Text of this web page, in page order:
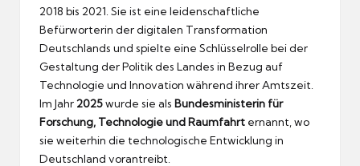
2018 bis 2021. Sie ist eine leidenschaftliche
Befürworterin der digitalen Transformation
Deutschlands und spielte eine Schlüsselrolle bei der
Gestaltung der Politik des Landes in Bezug auf
Technologie und Innovation während ihrer Amtszeit.
Im Jahr2025wurde sie als Bundesministerin für
Forschung, Technologie und Raumfahrt ernannt, wo
sie weiterhin die technologische Entwicklung in
Deutschland vorantreibt.